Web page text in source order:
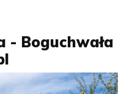
- Boguchwała